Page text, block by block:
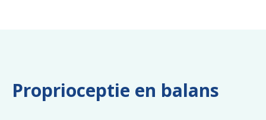
Proprioceptie en balans